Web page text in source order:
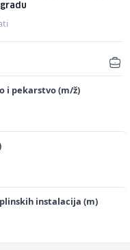
i pekarstvo (m/ž)
instalacija (m)